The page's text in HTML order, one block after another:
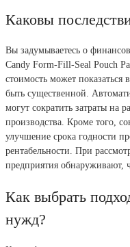
Каковы
Вы задумываетесь о
Candy Form-Fill-Seal Pouch
стоимость может показаться
быть существенной.
могут сократить затраты на
производства. Кроме того,
улучшение срока годности
рентабельности. При
предприятия обнаруживают,
Как выбрать
нужд?